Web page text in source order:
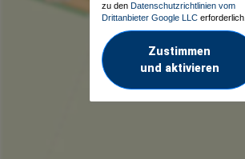
zu den Datenschutzrichtlinien vom
Drittanbieter Google LLC erforderlich.
Zustimmen
und aktivieren